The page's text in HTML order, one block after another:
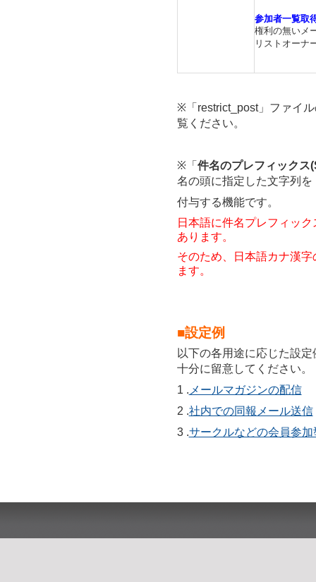
参加者一覧取
権利の無いメ
リストオーナ
※「restrict_post」ファイ
覧ください。
※「 件名のプレフィック
名の頭に指定した文字列を
付与する機能です。
日本語に件名プレフィッ
あります。
そのため、
日本語カナ漢字
ます。
■設定例
以下の各用途に応じた設
十分に留意してください。
1 . メールマガジンの配信
2 .社内での同報メール送信
3 .サークルなどの会員参